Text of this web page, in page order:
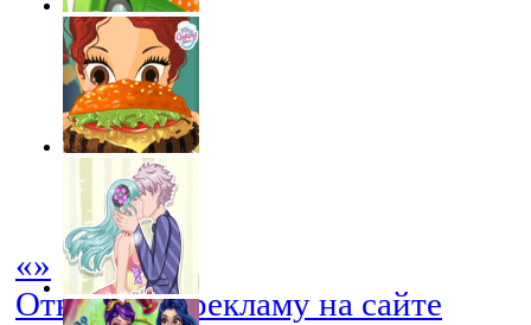
«»
Отключить рекламу на сайте